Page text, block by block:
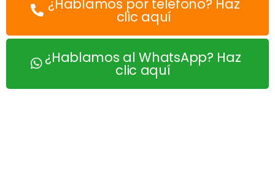
¿Hablamos por teléfono? Haz
clic aquí
¿Hablamos al WhatsApp? Haz
clic aquí